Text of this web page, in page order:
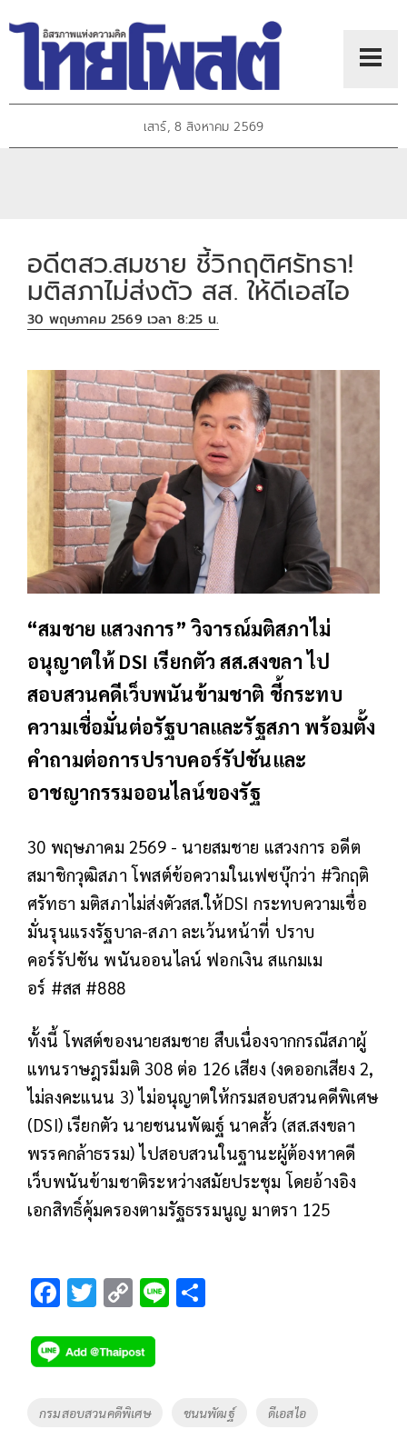
เสาร์, 8 สิงหาคม 2569
อดีตสว.สมชาย ชี้วิกฤติศรัทธา!
มติสภาไม่ส่งตัว สส. ให้ดีเอสไอ
30 พฤษภาคม 2569 เวลา 8:25 น.
“สมชาย แสวงการ” วิจารณ์มติสภาไม่
อนุญาตให้ DSI เรียกตัว สส.สงขลา ไป
สอบสวนคดีเว็บพนันข้ามชาติ ชี้กระทบ
ความเชื่อมั่นต่อรัฐบาลและรัฐสภา พร้อมตั้ง
คำถามต่อการปราบคอร์รัปชันและ
อาชญากรรมออนไลน์ของรัฐ
30 พฤษภาคม 2569 - นายสมชาย แสวงการ อดีต
สมาชิกวุฒิสภา โพสต์ข้อความในเฟซบุ๊กว่า #วิกฤติ
ศรัทธา มติสภาไม่ส่งตัวสส.ให้DSI กระทบความเชื่อ
มั่นรุนแรงรัฐบาล-สภา ละเว้นหน้าที่ ปราบ
คอร์รัปชัน พนันออนไลน์ ฟอกเงิน สแกมเม
อร์ #สส #888
ทั้งนี้ โพสต์ของนายสมชาย สืบเนื่องจากกรณีสภาผู้
แทนราษฎรมีมติ 308 ต่อ 126 เสียง (งดออกเสียง 2,
ไม่ลงคะแนน 3) ไม่อนุญาตให้กรมสอบสวนคดีพิเศษ
(DSI) เรียกตัว นายชนนพัฒฐ์ นาคสั้ว (สส.สงขลา
พรรคกล้าธรรม) ไปสอบสวนในฐานะผู้ต้องหาคดี
เว็บพนันข้ามชาติระหว่างสมัยประชุม โดยอ้างอิง
เอกสิทธิ์คุ้มครองตามรัฐธรรมนูญ มาตรา 125
F
e
b
o
T
tt
er
C
p
y
Li
Li
Tags
กรมสอบสวนคดีพิเศษ ชนนพัฒฐ์ ดีเอสไอ